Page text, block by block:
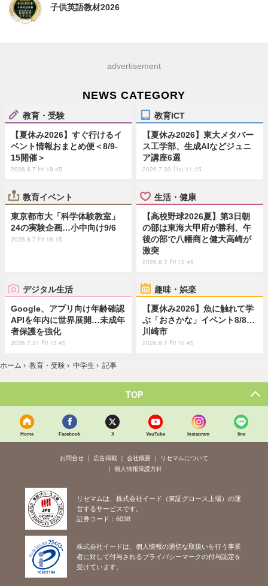
子供英語教材2026
advertisement
NEWS CATEGORY
教育・受験
【夏休み2026】すぐ行けるイ
ベント情報おまとめ便＜8/9-
15開催＞
2026.8.7 Fri 19:45
教育ICT
【夏休み2026】東大メタバー
ス工学部、生成AIなどジュニ
ア講座6選
2026.7.30 Thu 11:15
教育イベント
東京都市大「科学体験教室」
24の実験企画…小中向け9/6
2026.8.7 Fri 18:15
生活・健康
【高校野球2026夏】第3日朝
の部は東海大甲府が勝利、午
後の部で八幡商と健大高崎が
激突
2026.8.7 Fri 12:45
デジタル生活
Google、アプリ向け年齢確認
APIを年内に世界展開…未成年
者保護を強化
2026.7.31 Fri 13:45
趣味・娯楽
【夏休み2026】魚に触れて学
ぶ「おさかな」イベント8/8…
川崎市
2026.8.7 Fri 10:45
ホーム › 教育・受験 › 中学生 › 記事
TOP
Home Facebook X YouTube Instagram line
お問合せ 広告掲載 会社概要
リセマムについて
個人情報保護方針
リセマムは、株式会社イード（東証グロース上場）の運
営するサービスです。
証券コード：6038
株式会社イードは、個人情報の適切な取扱いを行う事業
者に対して付与されるプライバシーマークの付与認定を
受けています。